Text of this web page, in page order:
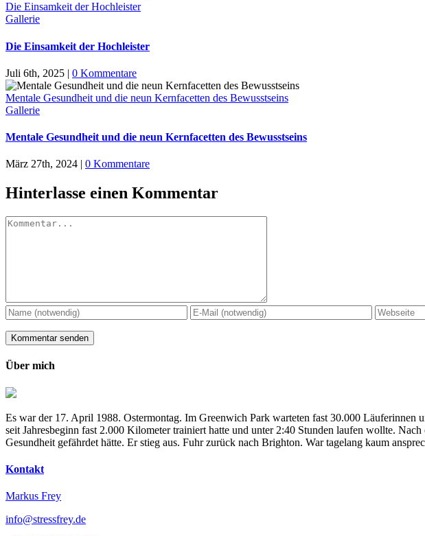
Die Einsamkeit der Hochleister
Gallerie
Die Einsamkeit der Hochleister
Juli 6th, 2025 | 0 Kommentare
Mentale Gesundheit und die neun Kernfacetten des Bewusstseins
Gallerie
Mentale Gesundheit und die neun Kernfacetten des Bewusstseins
März 27th, 2024 | 0 Kommentare
Hinterlasse einen Kommentar
Kommentar
Über mich
Es war der 17. April 1988. Ostermontag. Im Greenwich Park warteten fast 30.000
seit Jahresbeginn fast 2.000 Kilometer trainiert hatte und unter 2:40 Stunden laufen wollte.
Gesundheit gefährdet hätte. Er stieg aus. Fuhr zurück nach Brighton. War tagelang kaum
Kontakt
Markus Frey
info@stressfrey.de